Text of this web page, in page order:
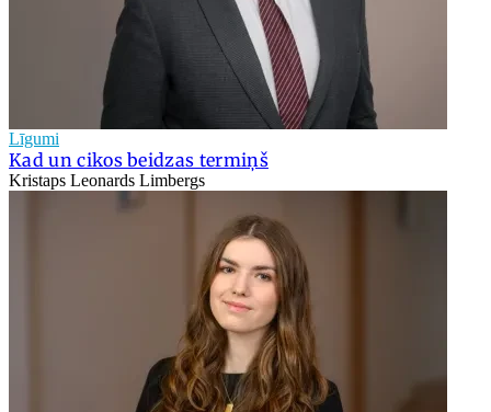
Līgumi
Kad un cikos beidzas termiņš
Kristaps Leonards Limbergs